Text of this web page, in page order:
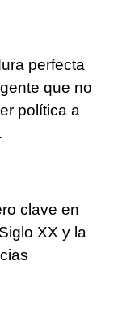
perfecta
que no
política a
clave en
XX y la